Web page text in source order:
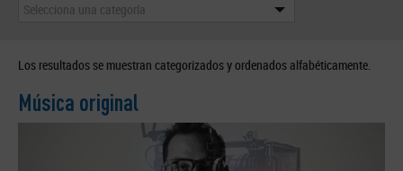
Selecciona una categoría
Los resultados se muestran categorizados y ordenados alfabéticamente.
Música original